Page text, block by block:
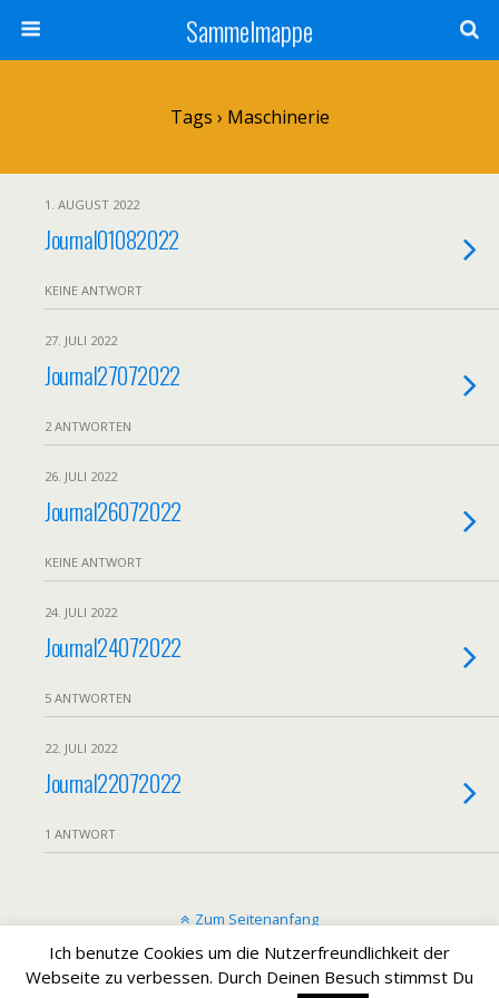
Sammelmappe
Tags › Maschinerie
1. AUGUST 2022
Journal01082022
KEINE ANTWORT
27. JULI 2022
Journal27072022
2 ANTWORTEN
26. JULI 2022
Journal26072022
KEINE ANTWORT
24. JULI 2022
Journal24072022
5 ANTWORTEN
22. JULI 2022
Journal22072022
1 ANTWORT
Zum Seitenanfang
Mobil Desktop
Ich benutze Cookies um die Nutzerfreundlichkeit der
Webseite zu verbessen. Durch Deinen Besuch stimmst Du